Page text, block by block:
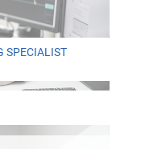
SPECIALIST